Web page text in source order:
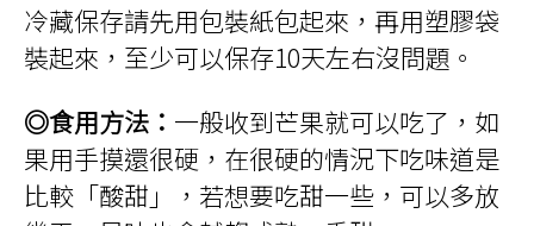
冷藏保存請先用包裝紙包起來，再用塑膠袋
裝起來，至少可以保存10天左右沒問題。
◎食用方法： 一般收到芒果就可以吃了，如
果用手摸還很硬，在很硬的情況下吃味道是
比較「酸甜」，若想要吃甜一些，可以多放